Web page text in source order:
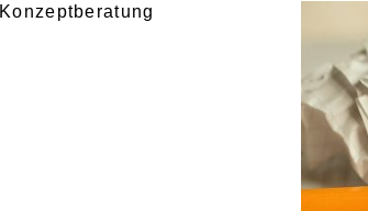
Konzeptberatung